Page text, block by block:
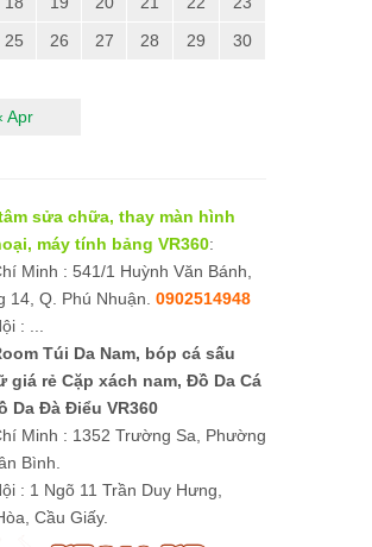
Apr
25 26 27 28 29
30
sửa chữa, thay màn hình
máy tính bảng VR360:
Minh : 541/1 Huỳnh Văn Bánh,
14, Q. Phú Nhuận. 0902514948
: ...
Túi Da Nam, bóp cá sấu
giá rẻ Cặp xách nam, Đồ Da Cá
Da Đà Điểu VR360
Minh : 1352 Trường Sa, Phường
Bình.
: 1 Ngõ 11 Trần Duy Hưng,
Cầu Giấy.